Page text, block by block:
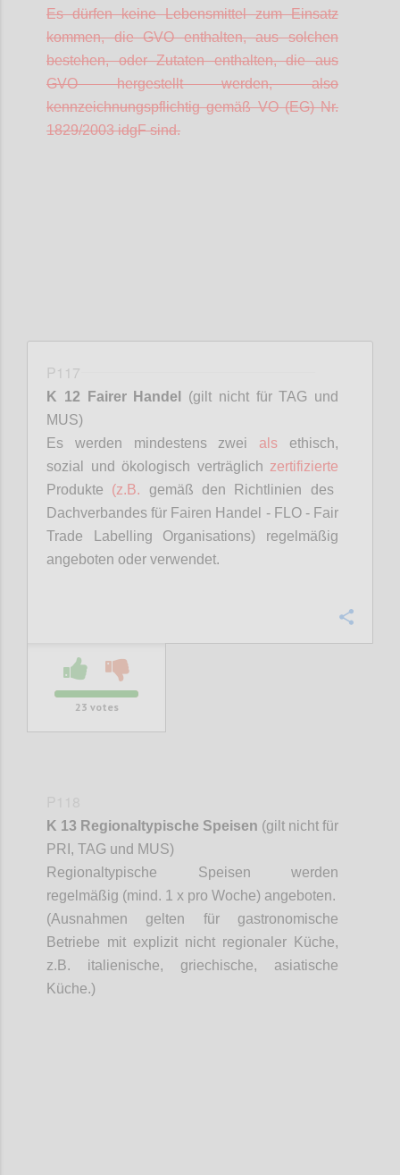
Es dürfen keine Lebensmittel zum Einsatz
kommen, die GVO enthalten, aus solchen
bestehen, oder Zutaten enthalten, die aus
GVO hergestellt werden, also
kennzeichnungspflichtig gemäß VO (EG) Nr.
1829/2003idgFsind.
P117
K 12 Fairer Handel (gilt nicht für TAG und
MUS)
Es werden mindestens zwei als ethisch,
sozial und ökologisch verträglich zertifizierte
Produkte (z.B. gemäß den Richtlinien des
Dachverbandes für Fairen Handel - FLO - Fair
Trade
Labelling Organisations) regelmäßig
angeboten oder verwendet.
23 votes
K 13 Regionaltypische Speisen (gilt nicht für
PRI, TAG und MUS)
Regionaltypische Speisen werden
regelmäßig (mind. 1 x pro Woche) angeboten.
(Ausnahmen gelten für gastronomische
Betriebe mit explizit nicht regionaler Küche,
z.B. italienische, griechische, asiatische
Küche.)